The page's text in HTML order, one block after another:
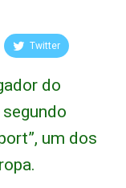
Twitter
do
um dos